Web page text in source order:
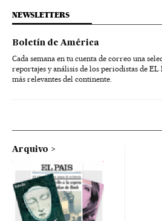
NEWSLETTERS
Boletín de América
Cada semana en tu cuenta de correo una
reportajes y análisis de los periodistas de
más relevantes del continente.
Arquivo